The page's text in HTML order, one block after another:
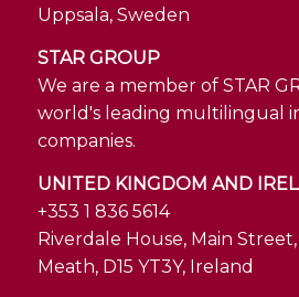
Uppsala, Sweden
STAR GROUP
We are a member of STAR
world's leading multilingual
companies.
UNITED KINGDOM AND
+353 1 836 5614
Riverdale House, Main Street,
Meath, D15 YT3Y, Ireland